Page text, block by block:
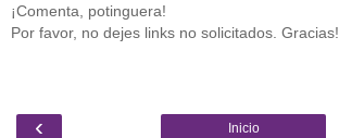
¡Comenta, potinguera!
Por favor, no dejes links no solicitados. Gracias!
‹ Inicio